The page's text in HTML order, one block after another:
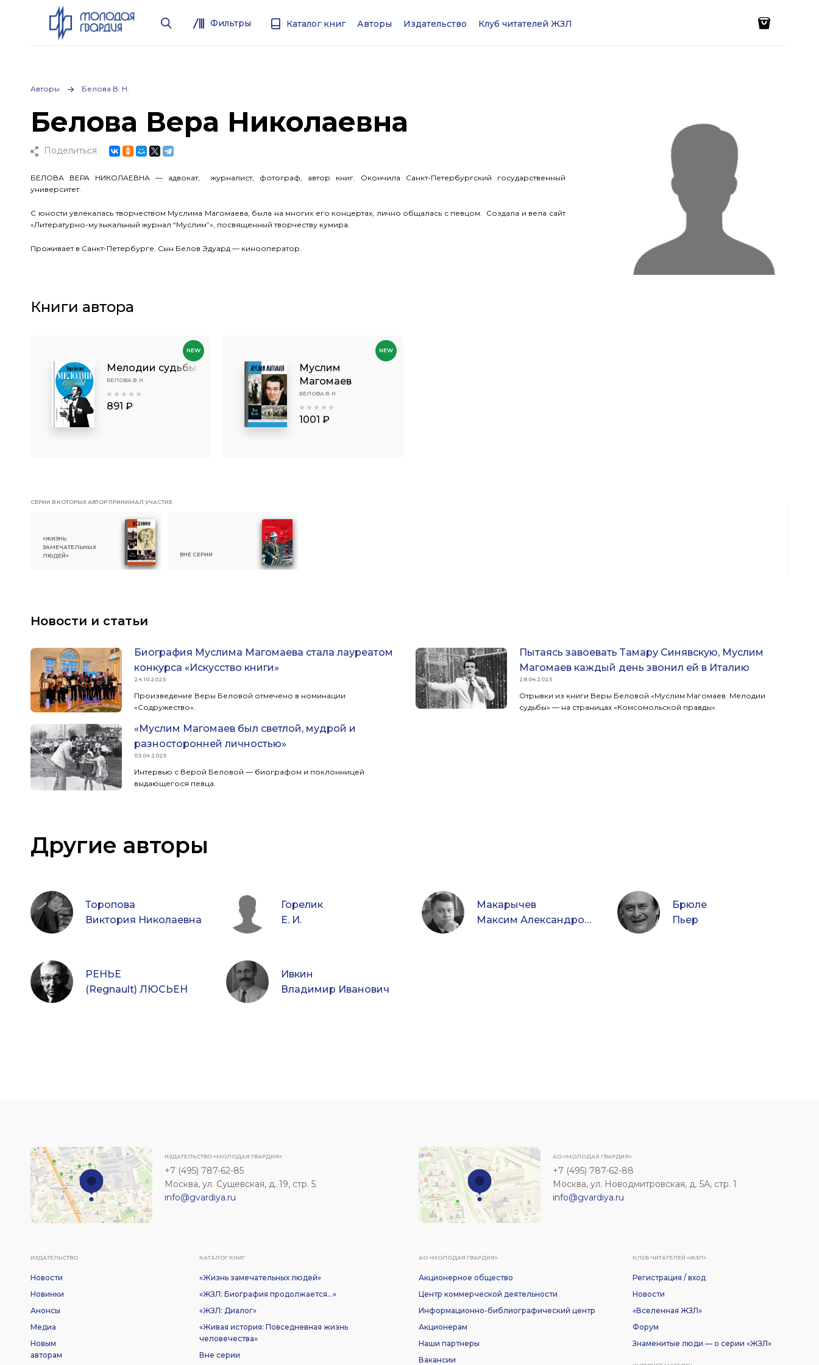
Фильтры Каталог книг Авторы Издательство Клуб читателей ЖЗЛ
Авторы Белова В. Н.
Белова Вера Николаевна
Поделиться
БЕЛОВА ВЕРА НИКОЛАЕВНА — адвокат, журналист, фотограф, автор книг. Окончила Санкт-Петербургский государственный
университет.
С юности увлекалась творчеством Муслима Магомаева, была на многих его концертах, лично общалась с певцом. Создала и вела сайт
«Литературно-музыкальный журнал “Муслим”», посвященный творчеству кумира.
Проживает в Санкт-Петербурге. Сын Белов Эдуард — кинооператор.
Книги автора
Мелодии судьбы
БЕЛОВА В. Н.
891 ₽
NEW
Муслим
Магомаев
БЕЛОВА В. Н.
1001 ₽
NEW
СЕРИИ В КОТОРЫХ АВТОР ПРИНИМАЛ УЧАСТИЕ
«ЖИЗНЬ
ЗАМЕЧАТЕЛЬНЫХ
ЛЮДЕЙ»
ВНЕ СЕРИИ
Новости и статьи
Биография Муслима Магомаева стала лауреатом
конкурса «Искусство книги»
24.10.2025
Произведение Веры Беловой отмечено в номинации
«Содружество».
Пытаясь завоевать Тамару Синявскую, Муслим
Магомаев каждый день звонил ей в Италию
28.04.2025
Отрывки из книги Веры Беловой «Муслим Магомаев: Мелодии
судьбы» — на страницах «Комсомольской правды».
«Муслим Магомаев был светлой, мудрой и
разносторонней личностью»
03.04.2025
Интервью с Верой Беловой — биографом и поклонницей
выдающегося певца.
Другие авторы
Торопова
Виктория Николаевна
Горелик
Е. И.
Макарычев
Максим Александрович
Брюле
Пьер
РЕНЬЕ
(Regnault) ЛЮСЬЕН
Ивкин
Владимир Иванович
ИЗДАТЕЛЬСТВО «МОЛОДАЯ ГВАРДИЯ»
+7 (495) 787-62-85
Москва, ул. Сущевская, д. 19, стр. 5.
info@gvardiya.ru
АО «МОЛОДАЯ ГВАРДИЯ»
+7 (495) 787-62-88
Москва, ул. Новодмитровская, д. 5А, стр. 1
info@gvardiya.ru
ИЗДАТЕЛЬСТВО
Новости
Новинки
Анонсы
Медиа
Новым
авторам
КАТАЛОГ КНИГ
«Жизнь замечательных людей»
«ЖЗЛ: Биография продолжается...»
«ЖЗЛ: Диалог»
«Живая история: Повседневная жизнь
человечества»
Вне серии
АО «МОЛОДАЯ ГВАРДИЯ»
Акционерное общество
Центр коммерческой деятельности
Информационно-библиографический центр
Акционерам
Наши партнеры
Вакансии
КЛУБ ЧИТАТЕЛЕЙ «ЖЗЛ»
Регистрация / вход
Новости
«Вселенная ЖЗЛ»
Форум
Знаменитые люди — о серии «ЖЗЛ»